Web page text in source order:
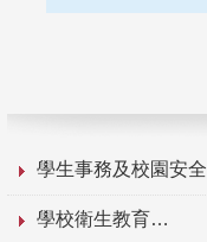
學生事務及校園安全
學校衛生教育